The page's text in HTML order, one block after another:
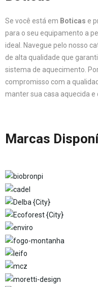
Se você está em Boticas e
para o seu equipamento a
ideal. Navegue pelo nosso
de alta qualidade que
sistema de aquecimento.
compromisso com a
manter sua casa aquecida
Marcas